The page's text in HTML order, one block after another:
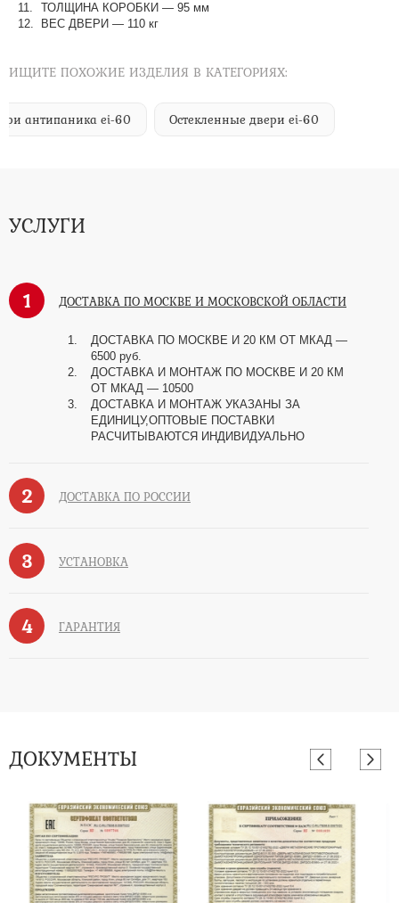
ТОЛЩИНА КОРОБКИ — 95 мм
ВЕС ДВЕРИ — 110 кг
ИЩИТЕ ПОХОЖИЕ ИЗДЕЛИЯ В КАТЕГОРИЯХ:
антипаника ei-60 Остекленные двери ei-60
УСЛУГИ
1 ДОСТАВКА ПО МОСКВЕ И МОСКОВСКОЙ ОБЛАСТИ
ДОСТАВКА ПО МОСКВЕ И 20 КМ ОТ МКАД —
6500 руб.
ДОСТАВКА И МОНТАЖ ПО МОСКВЕ И 20 КМ
ОТ МКАД — 10500
ДОСТАВКА И МОНТАЖ УКАЗАНЫ ЗА
ЕДИНИЦУ,ОПТОВЫЕ ПОСТАВКИ
РАСЧИТЫВАЮТСЯ ИНДИВИДУАЛЬНО
2 ДОСТАВКА ПО РОССИИ
3 УСТАНОВКА
4 ГАРАНТИЯ
ДОКУМЕНТЫ